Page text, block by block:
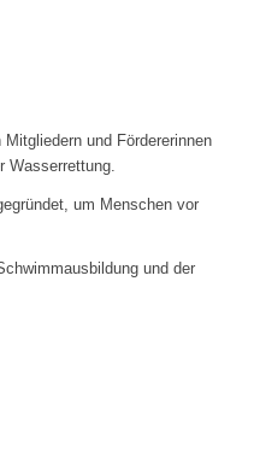
und Fördererinnen
Wasserrettung.
um Menschen vor
und der